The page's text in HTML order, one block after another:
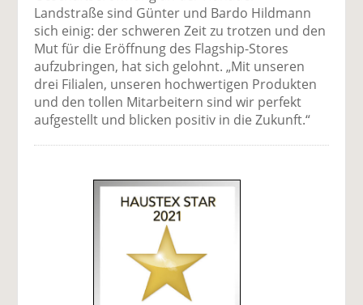
Landstraße sind Günter und Bardo Hildmann
sich einig: der schweren Zeit zu trotzen und den
Mut für die Eröffnung des Flagship-Stores
aufzubringen, hat sich gelohnt. „Mit unseren
drei Filialen, unseren hochwertigen Produkten
und den tollen Mitarbeitern sind wir perfekt
aufgestellt und blicken positiv in die Zukunft.“